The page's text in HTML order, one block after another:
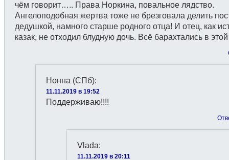
чём говорит….. Права Норкина, повальное лядство.
Ангелоподобная жертва тоже не брезговала делить
дедушкой, намного старше родного отца! И отец, как
казак, не отходил блудную дочь. Всё барахтались в этой
Нонна (СПб):
11.11.2019 в 19:52
Поддерживаю!!!!
Vlada:
11.11.2019 в 20:11